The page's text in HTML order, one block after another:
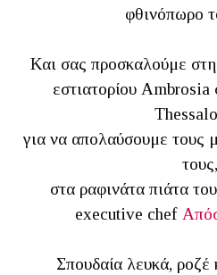
φθινόπωρο
Και σας προσκαλούμε
εστιατορίου
για να απολαύσουμε τους
τους,
στα ραφινάτα πιάτα
executive chef
Σπουδαία λευκά, ροζέ